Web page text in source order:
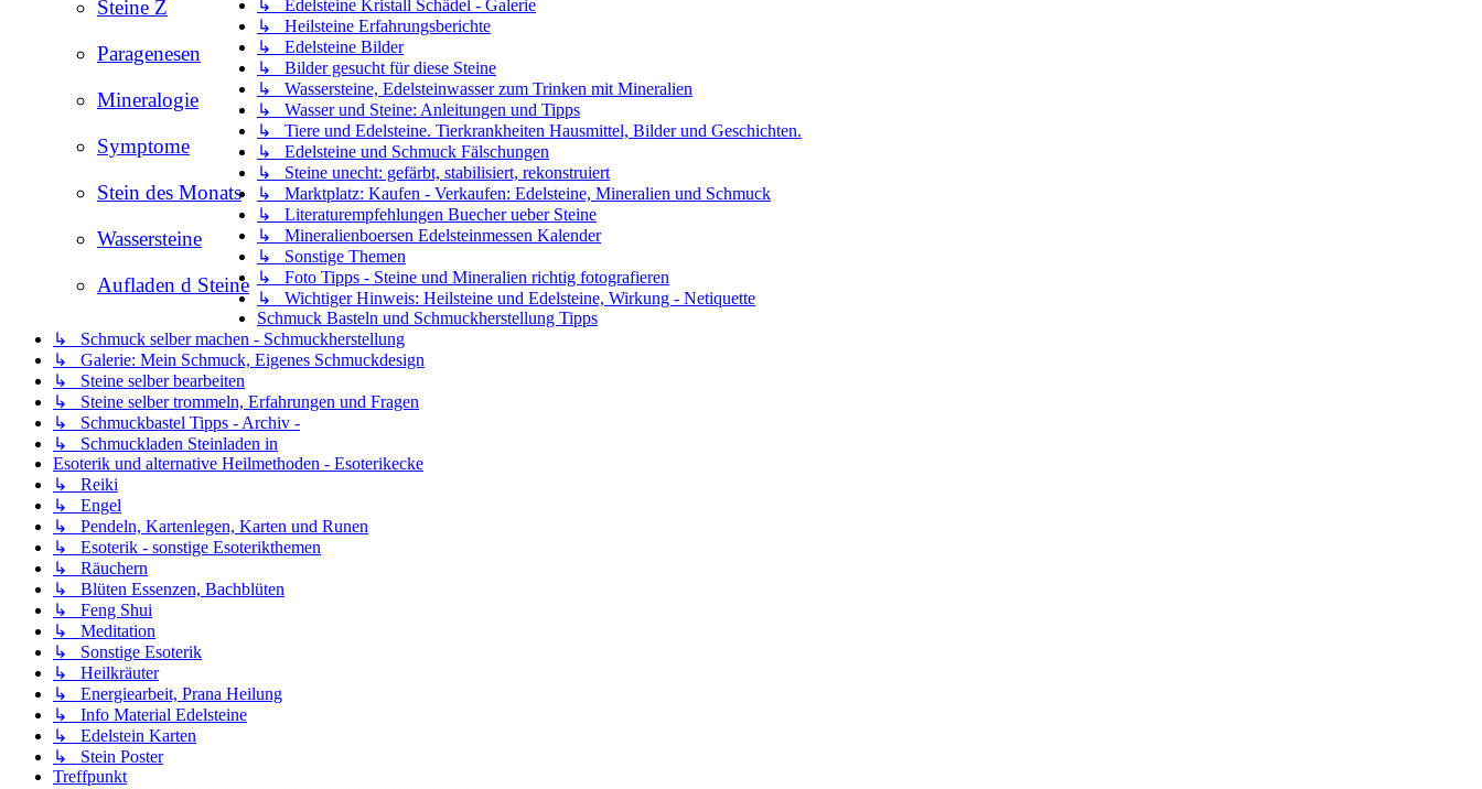
Steine Z
Paragenesen
Mineralogie
Symptome
Stein des Monats
Wassersteine
Aufladen d Steine
↳ Edelsteine Kristall Schädel - Galerie
↳ Heilsteine Erfahrungsberichte
↳ Edelsteine Bilder
↳ Bilder gesucht für diese Steine
↳ Wassersteine, Edelsteinwasser zum Trinken mit Mineralien
↳ Wasser und Steine: Anleitungen und Tipps
↳ Tiere und Edelsteine. Tierkrankheiten Hausmittel, Bilder und Geschichten.
↳ Edelsteine und Schmuck Fälschungen
↳ Steine unecht: gefärbt, stabilisiert, rekonstruiert
↳ Marktplatz: Kaufen - Verkaufen: Edelsteine, Mineralien und Schmuck
↳ Literaturempfehlungen Buecher ueber Steine
↳ Mineralienboersen Edelsteinmessen Kalender
↳ Sonstige Themen
↳ Foto Tipps - Steine und Mineralien richtig fotografieren
↳ Wichtiger Hinweis: Heilsteine und Edelsteine, Wirkung - Netiquette
Schmuck Basteln und Schmuckherstellung Tipps
↳ Schmuck selber machen - Schmuckherstellung
↳ Galerie: Mein Schmuck, Eigenes Schmuckdesign
↳ Steine selber bearbeiten
↳ Steine selber trommeln, Erfahrungen und Fragen
↳ Schmuckbastel Tipps - Archiv -
↳ Schmuckladen Steinladen in
Esoterik und alternative Heilmethoden - Esoterikecke
↳ Reiki
↳ Engel
↳ Pendeln, Kartenlegen, Karten und Runen
↳ Esoterik - sonstige Esoterikthemen
↳ Räuchern
↳ Blüten Essenzen, Bachblüten
↳ Feng Shui
↳ Meditation
↳ Sonstige Esoterik
↳ Heilkräuter
↳ Energiearbeit, Prana Heilung
↳ Info Material Edelsteine
↳ Edelstein Karten
↳ Stein Poster
Treffpunkt